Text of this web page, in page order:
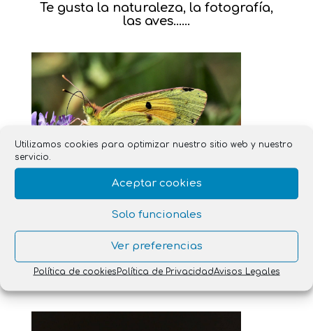
Utilizamos cookies para optimizar nuestro sitio web y nuestro
servicio.
Aceptar cookies
Solo funcionales
Ver preferencias
Política de cookies Política de PrivacidadAvisos Legales
Te gusta la naturaleza, la fotografía,
las aves……
Naturaleza